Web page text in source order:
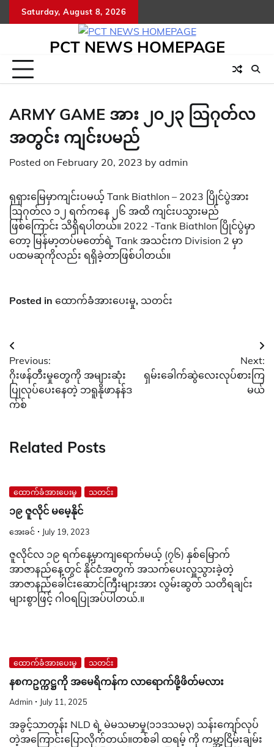
to
Saturday, August 8, 2026
PCT NEWS HOMEPAGE
ARMY GAME အား ၂၀၂၃ ဩဂုတ်လ
အတွင်း ကျင်းပမည်
Posted on February 20, 2023 by admin
ရုရှား‌မြေမှာကျင်းပမယ့် Tank Biathlon – 2023 ပြိုင်ပွဲအား
ဩဂုတ်လ ၁၂ ရက်ကနေ ၂၆ အထိ ကျင်းပသွားမည်
ဖြစ်ကြောင်း သိရှိရပါတယ်။ 2022 -Tank Biathlon ပြိုင်ပွဲမှာ
တော့ မြန်မာ့တပ်မတော်ရဲ့ Tank အသင်းက Division 2 မှာ
ပထမဆုကိုလည်း ရရှိခဲ့တာဖြစ်ပါတယ်။
Posted in ထောက်ခံအားပေးမှု, သတင်း
Post
navigation
Previous:
ဂိုးဖန်တီးမှုတွေကို အများဆုံး
ပြုလုပ်ပေးနေတဲ့ ဘရူနိုဖာနန်ဒ
က်စ်
Next:
ရှမ်းခေါက်ဆွဲလေးလုပ်စားကြ
မယ်
Related Posts
ထောက်ခံအားပေးမှု သတင်း
၁၉ ဇူလိုင် မမေ့နိုင်
အေးခင် July 19, 2023
ဇူလိုင်လ ၁၉ ရက်နေ့မှာကျရောက်မယ့် (၇၆) နှစ်မြောက်
အာဇာနည်နေ့တွင် နိုင်ငံအတွက် အသက်ပေးလှူသွားခဲ့တဲ့
အာဇာနည်ခေါင်းဆောင်ကြီးများအား လွမ်းဆွတ် သတိရချင်း
များစွာဖြင့် ဂါဝရပြုအပ်ပါတယ်.။
ထောက်ခံအားပေးမှု သတင်း
နစကဥက္ကဋ္ဌကို အမေရိကန်က လာရောက်ဖို့ဖိတ်မလား
Admin July 11, 2025
အခွင့်သာတုန်း NLD ရဲ့ မဲမသမာမှု(၁၁ဒသမ၃) သန်းကျော်လုပ်
တဲ့အကြောင်းပြောလိုက်တယ်။တစ်ခါ ထရမ့် ကို ကမ္ဘာ့ငြိမ်းချမ်း